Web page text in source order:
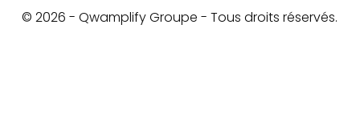
© 2026 - Qwamplify Groupe - Tous droits réservés.